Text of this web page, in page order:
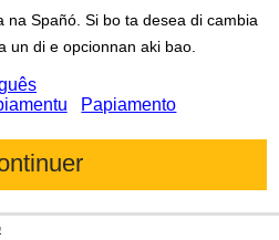
na Spañó. Si bo ta desea di cambia
un di e opcionnan aki bao.
Papiamento